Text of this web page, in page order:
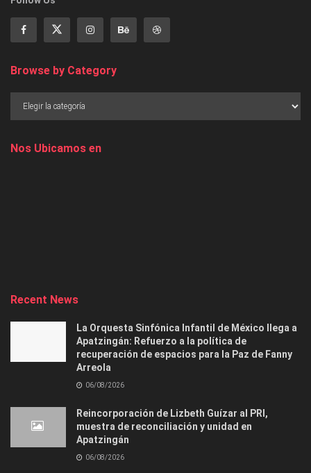
Browse by Category
Nos Ubicamos en
Recent News
La Orquesta Sinfónica Infantil de México llega a
Apatzingán: Refuerzo a la política de
recuperación de espacios para la Paz de Fanny
Arreola
06/08/2026
Reincorporación de Lizbeth Guízar al PRI,
muestra de reconciliación y unidad en
Apatzingán
06/08/2026